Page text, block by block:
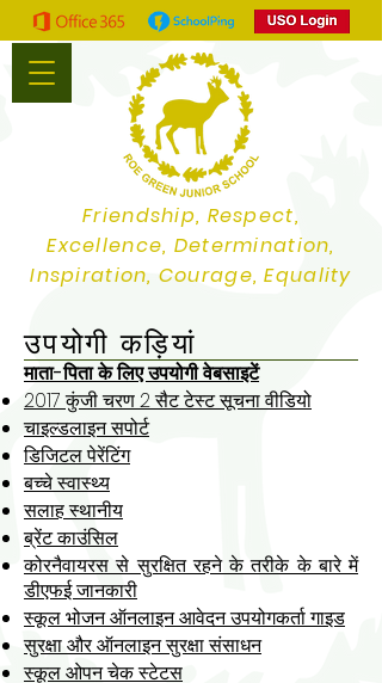
Friendship, Respect,
Excellence, Determination,
Inspiration, Courage, Equality
उपयोगी कड़ियां
माता-पिता के लिए उपयोगी वेबसाइटें
2017 कुंजी चरण 2 सैट टेस्ट सूचना वीडियो
चाइल्डलाइन सपोर्ट
डिजिटल पेरेंटिंग
बच्चे स्वास्थ्य
सलाह स्थानीय
ब्रेंट काउंसिल
कोरनैवायरस से सुरक्षित रहने के तरीके के बारे में
डीएफई जानकारी
स्कूल भोजन ऑनलाइन आवेदन उपयोगकर्ता गाइड
सुरक्षा और ऑनलाइन सुरक्षा संसाधन
स्कूल ओपन चेक स्टेटस